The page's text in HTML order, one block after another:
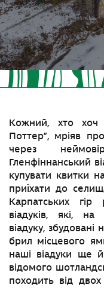
Кожний, хто хоч
Поттер”, мріяв
через
Гленфіннанський
купувати квитки
приїхати до
Карпатських гір
віадуків, які, на
віадуку, збудовані
брил місцевого
наші віадуки ще
відомого
походить від